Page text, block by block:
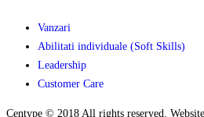
Vanzari
Abilitati individuale (Soft Skills)
Leadership
Customer Care
Centype © 2018 All rights reserved.